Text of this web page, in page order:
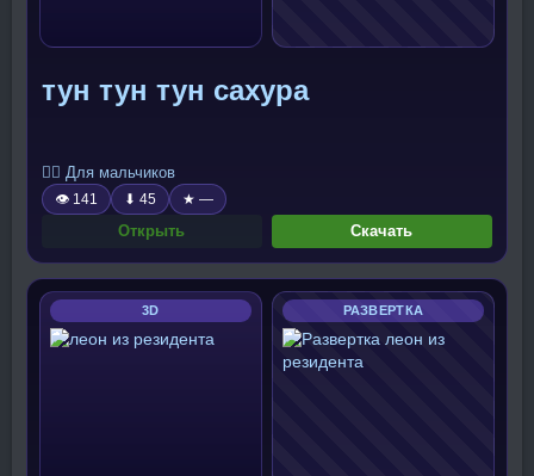
тун тун тун сахура
🧍‍♂️ Для мальчиков
👁 141 ⬇ 45 ★ —
Открыть Скачать
3D РАЗВЕРТКА